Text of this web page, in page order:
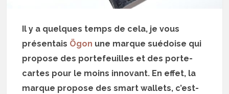
Il y a quelques temps de cela, je vous
présentais Ögon une marque suédoise qui
propose des portefeuilles et des porte-
cartes pour le moins innovant. En effet, la
marque propose des smart wallets, c’est-